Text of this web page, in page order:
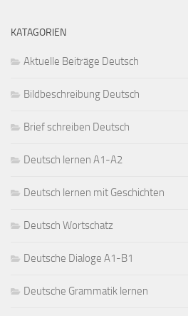
KATAGORIEN
Aktuelle Beiträge Deutsch
Bildbeschreibung Deutsch
Brief schreiben Deutsch
Deutsch lernen A1-A2
Deutsch lernen mit Geschichten
Deutsch Wortschatz
Deutsche Dialoge A1-B1
Deutsche Grammatik lernen